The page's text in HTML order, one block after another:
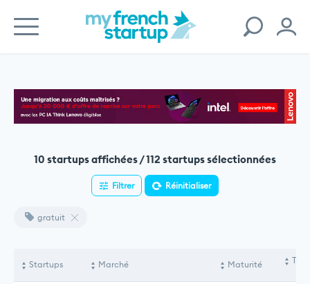
10 startups affichées / 112 startups sélectionnées
Filtrer Réinitialiser
gratuit
Startups Marché Maturité